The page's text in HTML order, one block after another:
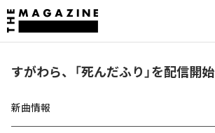
すがわら、「死んだふり」を配信開始
新曲情報